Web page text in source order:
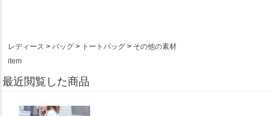
レディース バッグ トートバッグ
その他の素材
item
最近閲覧した商品